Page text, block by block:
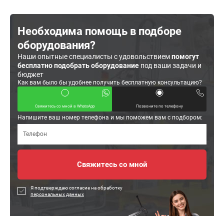
Необходима помощь в подборе
оборудования?
Наши опытные специалисты с удовольствиемпомогут
бесплатно подобрать оборудование под ваши задачи и
бюджет
Как вам было бы удобнее получить бесплатную консультацию?
Свяжитесь со мной в WhatsApp Позвоните по телефону
Напишите ваш номер телефона и мы поможем вам с подбором:
Я подтверждаю согласие на обработку
персональных данных